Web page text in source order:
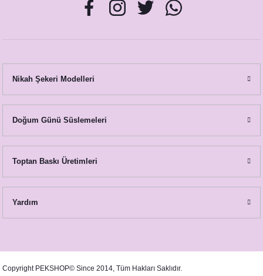
Gold-Bordo Konsept Mum Hediyelik
Nikah Şekeri Modelleri
Doğum Günü Süslemeleri
Toptan Baskı Üretimleri
Yardım
Copyright PEKSHOP© Since 2014, Tüm Hakları Saklıdır.